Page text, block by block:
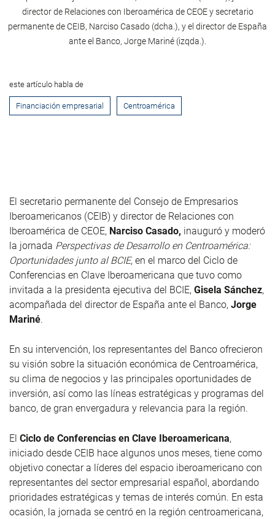
director de Relaciones con Iberoamérica de CEOE y secretario
permanente de CEIB, Narciso Casado (dcha.), y el director de España
ante el Banco, Jorge Mariné (izqda.).
este artículo habla de
Financiación empresarial Centroamérica
El secretario permanente del Consejo de Empresarios
Iberoamericanos (CEIB) y director de Relaciones con
Iberoamérica de CEOE, Narciso Casado, inauguró y moderó
la jornada Perspectivas de Desarrollo en Centroamérica:
Oportunidades junto al BCIE, en el marco del Ciclo de
Conferencias en Clave Iberoamericana que tuvo como
invitada a la presidenta ejecutiva del BCIE, Gisela Sánchez,
acompañada del director de España ante el Banco, Jorge
Mariné.
En su intervención, los representantes del Banco ofrecieron
su visión sobre la situación económica de Centroamérica,
su clima de negocios y las principales oportunidades de
inversión, así como las líneas estratégicas y programas del
banco, de gran envergadura y relevancia para la región.
El Ciclo de Conferencias en Clave Iberoamericana,
iniciado desde CEIB hace algunos unos meses, tiene como
objetivo conectar a líderes del espacio iberoamericano con
representantes del sector empresarial español, abordando
prioridades estratégicas y temas de interés común. En esta
ocasión, la jornada se centró en la región centroamericana,